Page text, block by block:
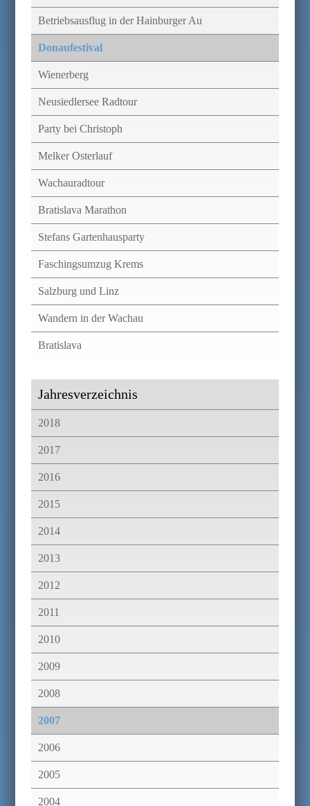
Jahresverzeichnis
2018
2017
2016
2015
2014
2013
2012
2011
2010
2009
2008
2007
2006
2005
2004
Betriebsausflug in der Hainburger Au
Donaufestival
Wienerberg
Neusiedlersee Radtour
Party bei Christoph
Melker Osterlauf
Wachauradtour
Bratislava Marathon
Stefans Gartenhausparty
Faschingsumzug Krems
Salzburg und Linz
Wandern in der Wachau
Bratislava